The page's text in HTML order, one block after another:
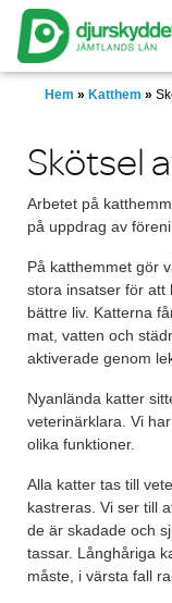
Skip
main
contentHem » Katthem »
Skötsel
Arbetet på
på uppdrag av
På katthemmet gör
stora insatser för att
bättre liv. Katterna
mat, vatten och
aktiverade genom
Nyanlända katter
veterinärklara. Vi
olika funktioner.
Alla katter tas till
kastreras. Vi ser till
de är skadade och
tassar. Långhåriga
måste, i värsta fall